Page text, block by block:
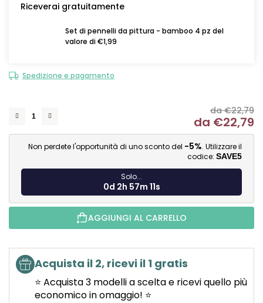
Riceverai gratuitamente
Set di pennelli da pittura - bamboo 4 pz del
valore di €1,99
Spedizione e pagamento
da €22,79
da €22,79
Non perdete l'opportunità di uno sconto del -5%. Utilizzare il
codice: SAVE5
Solo...
0d 2h 57m 10s
AGGIUNGI AL CARRELLO
Acquista il 2, ricevi il 1 gratis
⭐ Acquista 3 modelli a scelta e ricevi quello più
economico in omaggio! ⭐